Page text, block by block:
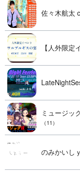
佐々木航太
【人外限
ミュージッ
（11）
のみかいしｙ